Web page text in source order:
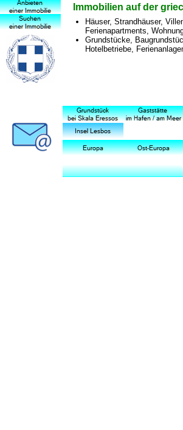
Immobilien auf der
Häuser, Strandhäuser,
Ferienapartments,
Grundstücke,
Hotelbetriebe,